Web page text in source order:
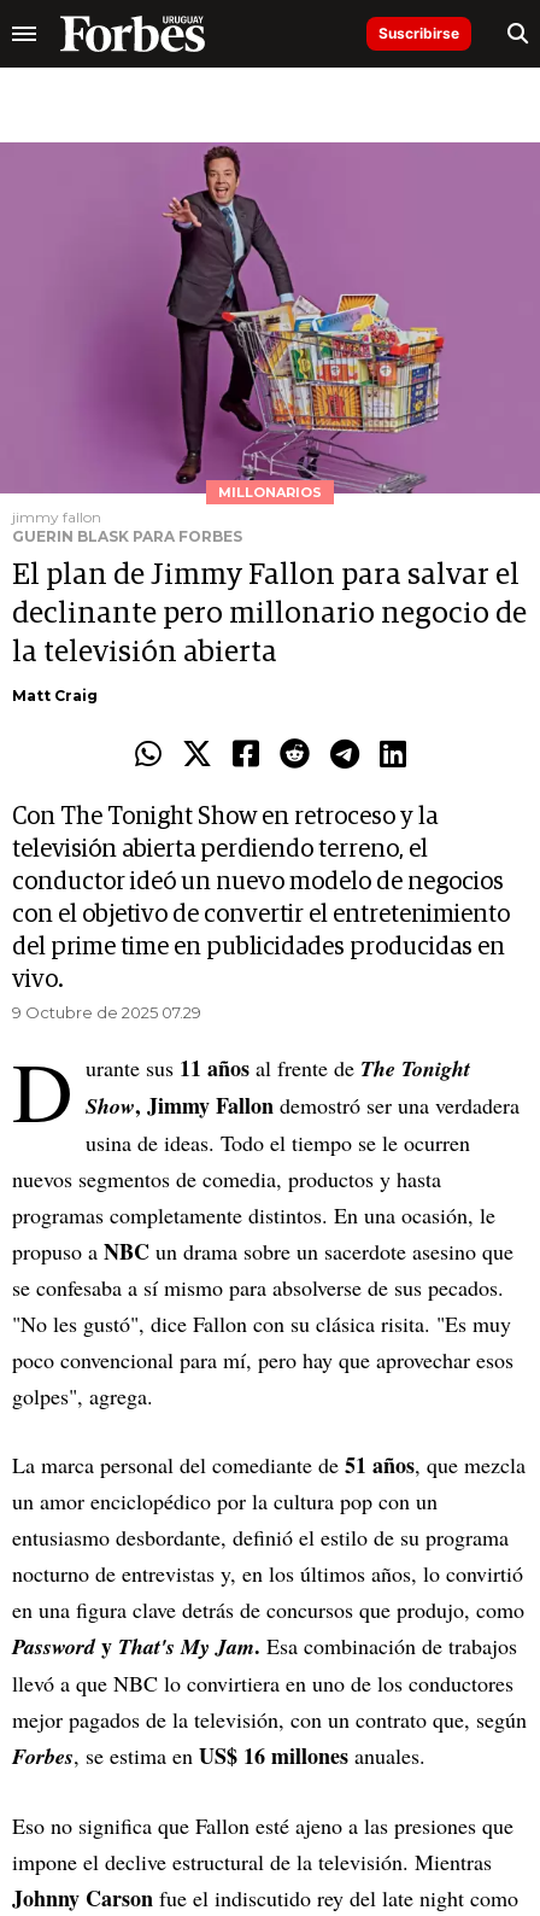
Suscribirse
MILLONARIOS
jimmy fallon
GUERIN BLASK PARA FORBES
El plan de Jimmy Fallon para salvar el
declinante pero millonario negocio de
la televisión abierta
Matt Craig
Con The Tonight Show en retroceso y la
televisión abierta perdiendo terreno, el
conductor ideó un nuevo modelo de negocios
con el objetivo de convertir el entretenimiento
del prime time en publicidades producidas en
vivo.
9 Octubre de 2025 07.29
D urante sus 11 años al frente de The Tonight
Show, Jimmy Fallon demostró ser una verdadera
usina de ideas. Todo el tiempo se le ocurren
nuevos segmentos de comedia, productos y hasta
programas completamente distintos. En una ocasión, le
propuso a NBC un drama sobre un sacerdote asesino que
se confesaba a sí mismo para absolverse de sus pecados.
"No les gustó", dice Fallon con su clásica risita. "Es muy
poco convencional para mí, pero hay que aprovechar esos
golpes", agrega.
La marca personal del comediante de 51 años, que mezcla
un amor enciclopédico por la cultura pop con un
entusiasmo desbordante, definió el estilo de su programa
nocturno de entrevistas y, en los últimos años, lo convirtió
en una figura clave detrás de concursos que produjo, como
Passwordy That's My Jam. Esa combinación de trabajos
llevó a que NBC lo convirtiera en uno de los conductores
mejor pagados de la televisión, con un contrato que, según
Forbes, se estima en US$ 16 millones anuales.
Eso no significa que Fallon esté ajeno a las presiones que
impone el declive estructural de la televisión. Mientras
Johnny Carson fue el indiscutido rey del late night como